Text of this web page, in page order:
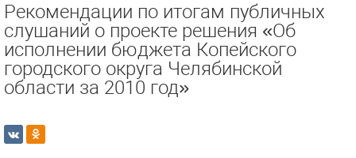
Рекомендации по итогам публичных
слушаний о проекте решения «Об
исполнении бюджета Копейского
городского округа Челябинской
области за 2010 год»